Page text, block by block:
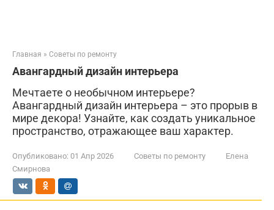
Главная » Советы по ремонту
Авангардный дизайн интерьера
Мечтаете о необычном интерьере?
Авангардный дизайн интерьера – это прорыв в
мире декора! Узнайте, как создать уникальное
пространство, отражающее ваш характер.
Опубликовано: 01 Апр 2026 Советы по ремонту
Елена
Смирнова